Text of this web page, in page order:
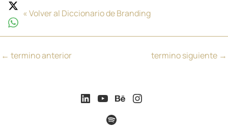
« Volver al Diccionario de Branding
← termino anterior termino siguiente →
LinkedIn YouTube Behance
Instagram
Spotify